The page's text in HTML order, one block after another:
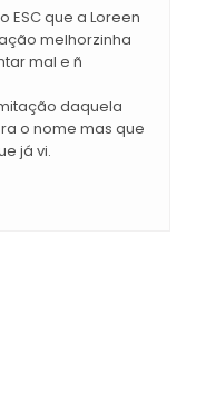
ESC que a Loreen
melhorzinha
mal e ñ
daquela
o nome mas que
já vi.